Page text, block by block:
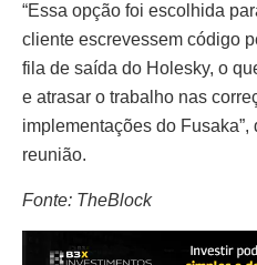
“Essa opção foi escolhida
cliente escrevessem código
fila de saída do Holesky, o
e atrasar o trabalho nas
implementações do
reunião.
Fonte: TheBlock